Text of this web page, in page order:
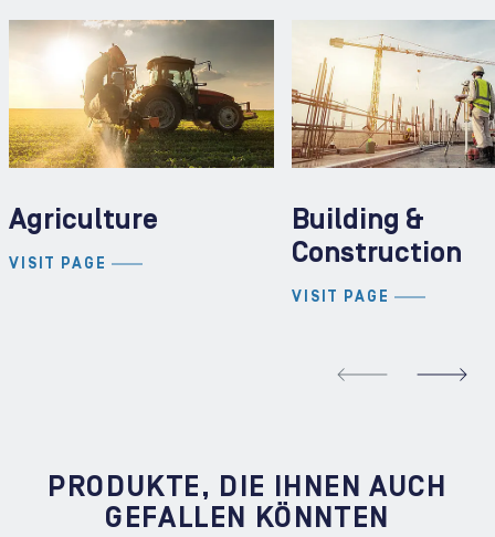
Agriculture
VISIT PAGE
Building &
Construction
VISIT PAGE
PRODUKTE, DIE IHNEN AUCH
GEFALLEN KÖNNTEN